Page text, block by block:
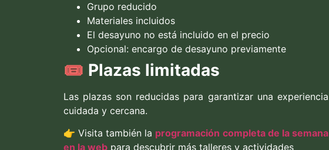
Grupo reducido
Materiales incluidos
El desayuno no está incluido en el precio
Opcional: encargo de desayuno previamente
🎟 Plazas limitadas
Las plazas son reducidas para garantizar una experiencia
cuidada y cercana.
👉 Visita también la programación completa de la semana
en la webpara descubrir más talleres y actividades